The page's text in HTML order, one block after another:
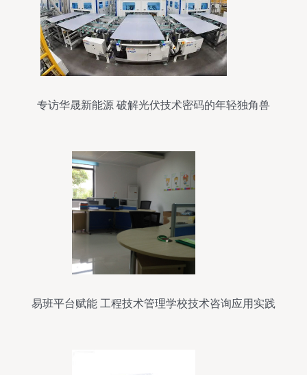
专访华晟新能源 破解光伏技术密码的年轻独角兽
易班平台赋能 工程技术管理学校技术咨询应用实践